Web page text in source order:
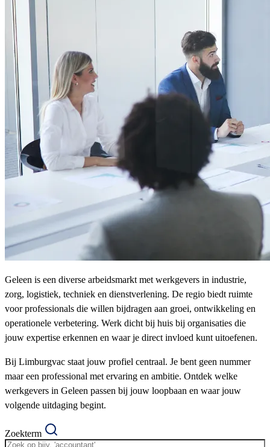
Geleen is een diverse arbeidsmarkt met werkgevers in industrie,
zorg, logistiek, techniek en dienstverlening. De regio biedt ruimte
voor professionals die willen bijdragen aan groei, ontwikkeling en
operationele verbetering. Werk dicht bij huis bij organisaties die
jouw expertise erkennen en waar je direct invloed kunt uitoefenen.
Bij Limburgvac staat jouw profiel centraal. Je bent geen nummer
maar een professional met ervaring en ambitie. Ontdek welke
werkgevers in Geleen passen bij jouw loopbaan en waar jouw
volgende uitdaging begint.
Zoekterm